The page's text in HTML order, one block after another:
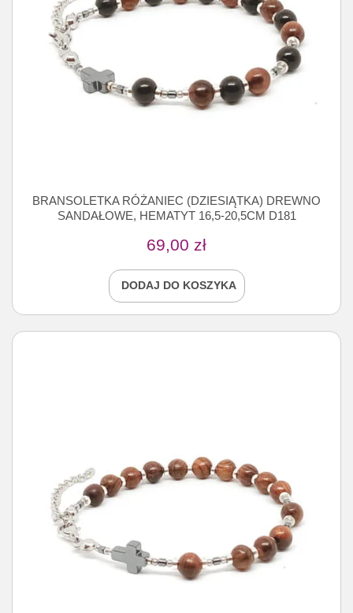
BRANSOLETKA RÓŻANIEC (DZIESIĄTKA) DREWNO
SANDAŁOWE, HEMATYT 16,5-20,5CM D181
69,00 zł
DODAJ DO KOSZYKA